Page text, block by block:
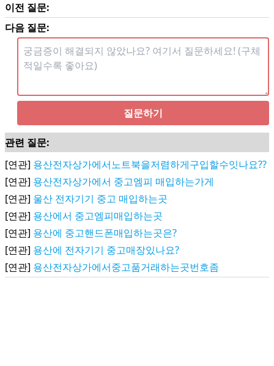
이전 질문:
다음 질문:
질문하기
관련 질문:
[연관] 용산전자상가에서노트북을저렴하게구입할수잇나요??
[연관] 용산전자상가에서 중고엠피 매입하는가게
[연관] 울산 전자기기 중고 매입하는곳
[연관] 용산에서 중고엠피매입하는곳
[연관] 용산에 중고핸드폰매입하는곳은?
[연관] 용산에 전자기기 중고매장있나요?
[연관] 용산전자상가에서중고품거래하는곳번호좀